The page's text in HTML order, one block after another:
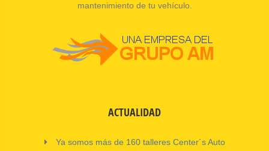
mantenimiento de tu vehículo.
ACTUALIDAD
Ya somos más de 160 talleres Center´s Auto